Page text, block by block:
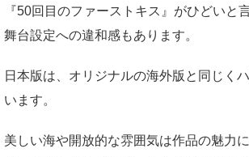
『50回目のファーストキス』がひどいと
舞台設定への違和感もあります。
日本版は、オリジナルの海外版と同じく
います。
美しい海や開放的な雰囲気は作品の魅力